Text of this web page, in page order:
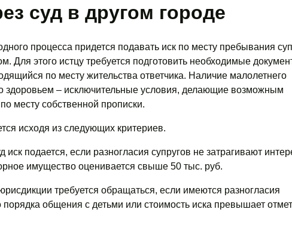
суд в другом городе
процесса придется подавать иск по месту пребывания
Для этого истцу требуется подготовить необходимые
по месту жительства ответчика. Наличие малолетнего
здоровьем ‒ исключительные условия, делающие возможным
месту собственной прописки.
исходя из следующих критериев.
иск подается, если разногласия супругов не затрагивают
имущество оценивается свыше 50 тыс. руб.
требуется обращаться, если имеются разногласия
порядка общения с детьми или стоимость иска превышает